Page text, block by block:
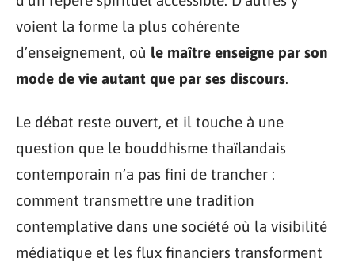
voient la forme la plus cohérente
d’enseignement, où le maître enseigne par son
mode de vie autant que par ses discours.
Le débat reste ouvert, et il touche à une
question que le bouddhisme thaïlandais
contemporain n’a pas fini de trancher :
comment transmettre une tradition
contemplative dans une société où la visibilité
médiatique et les flux financiers transforment